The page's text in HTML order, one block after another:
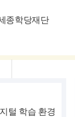
종학당재단
털 학습 환경